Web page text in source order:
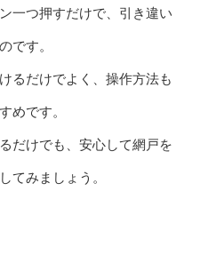
一つ押すだけで、引き違い
です。
るだけでよく、操作方法も
めです。
だけでも、安心して網戸を
てみましょう。